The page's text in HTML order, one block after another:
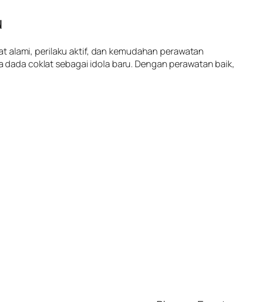
alami, perilaku aktif, dan kemudahan perawatan
coklat sebagai idola baru. Dengan perawatan baik,